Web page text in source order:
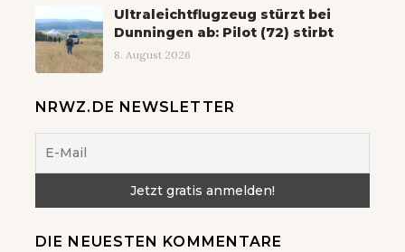
Ultraleichtflugzeug stürzt bei
Dunningen ab: Pilot (72) stirbt
8. August 2026
NRWZ.DE NEWSLETTER
DIE NEUESTEN KOMMENTARE